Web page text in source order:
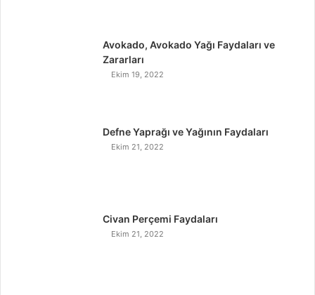
Avokado, Avokado Yağı Faydaları ve
Zararları
Ekim 19, 2022
Defne Yaprağı ve Yağının Faydaları
Ekim 21, 2022
Civan Perçemi Faydaları
Ekim 21, 2022